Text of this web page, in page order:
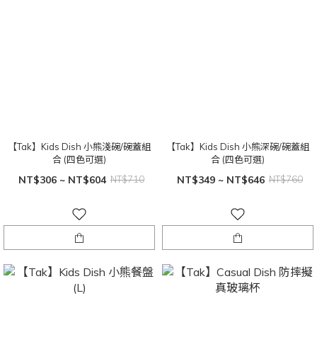
【Tak】Kids Dish 小熊淺碗/碗蓋組
合 (四色可選)
NT$306 ~ NT$604 NT$710
【Tak】Kids Dish 小熊深碗/碗蓋組
合 (四色可選)
NT$349 ~ NT$646 NT$760